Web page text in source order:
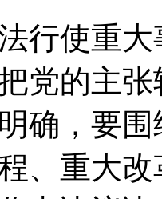
使重大
党的主
确 ， 要围
、重大改